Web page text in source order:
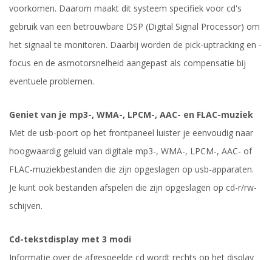
voorkomen. Daarom maakt dit systeem specifiek voor cd's
gebruik van een betrouwbare DSP (Digital Signal Processor) om
het signaal te monitoren. Daarbij worden de pick-uptracking en -
focus en de asmotorsnelheid aangepast als compensatie bij
eventuele problemen.
Geniet van je mp3-, WMA-, LPCM-, AAC- en FLAC-muziek
Met de usb-poort op het frontpaneel luister je eenvoudig naar
hoogwaardig geluid van digitale mp3-, WMA-, LPCM-, AAC- of
FLAC-muziekbestanden die zijn opgeslagen op usb-apparaten.
Je kunt ook bestanden afspelen die zijn opgeslagen op cd-r/rw-
schijven.
Cd-tekstdisplay met 3 modi
Informatie over de afgespeelde cd wordt rechts op het display